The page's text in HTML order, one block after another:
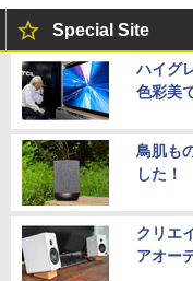
Special Site
ハイグ
色彩美
鳥肌も
した！
クリエ
アオー